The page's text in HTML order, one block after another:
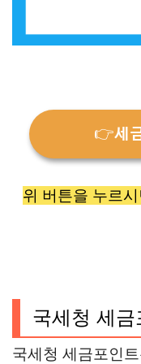
👉세
위 버튼을 누르
국세청 세
국세청 세금포인